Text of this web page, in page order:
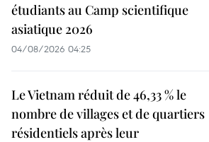
étudiants au Camp scientifique
asiatique 2026
04/08/2026 04:25
Le Vietnam réduit de 46,33 % le
nombre de villages et de quartiers
résidentiels après leur